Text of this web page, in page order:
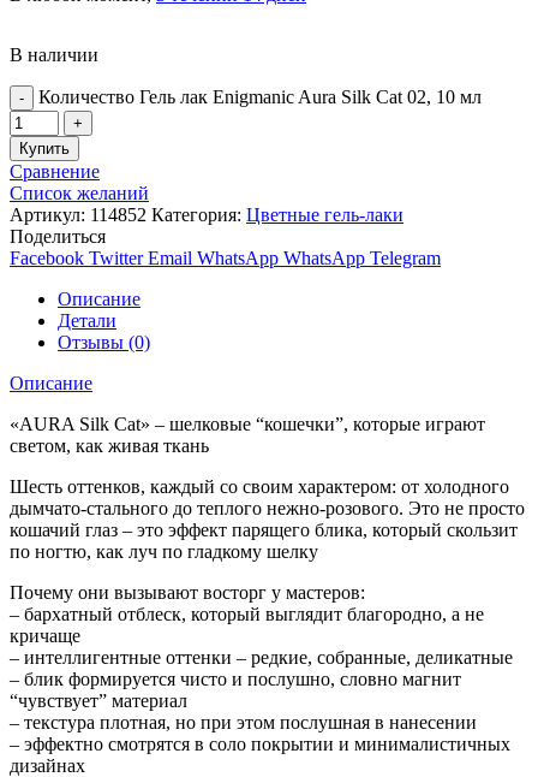
В наличии
Количество Гель лак Enigmanic Aura Silk Cat 02, 10 мл
Купить
Сравнение
Список желаний
Артикул: 114852 Категория: Цветные гель-лаки
Поделиться
Facebook Twitter Email WhatsApp WhatsApp Telegram
Описание
Детали
Отзывы (0)
Описание
«AURA Silk Cat» – шелковые “кошечки”, которые играют
светом, как живая ткань
Шесть оттенков, каждый со своим характером: от холодного
дымчато-стального до теплого нежно-розового. Это не просто
кошачий глаз – это эффект парящего блика, который скользит
по ногтю, как луч по гладкому шелку
Почему они вызывают восторг у мастеров:
– бархатный отблеск, который выглядит благородно, а не
кричаще
– интеллигентные оттенки – редкие, собранные, деликатные
– блик формируется чисто и послушно, словно магнит
“чувствует” материал
– текстура плотная, но при этом послушная в нанесении
– эффектно смотрятся в соло покрытии и минималистичных
дизайнах